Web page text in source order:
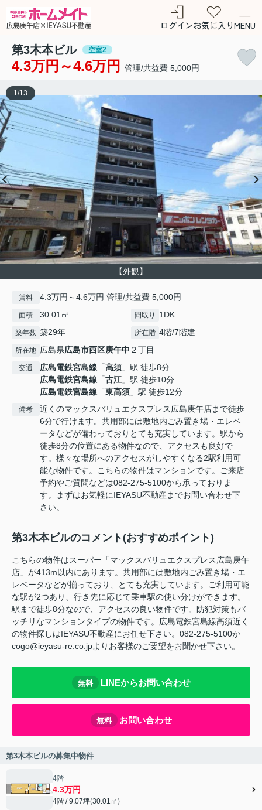
ログインお気に入りMENU
第3木本ビル 空室2
4.3万円～4.6万円 管理/共益費 5,000円
【外観】
1 /13
賃料 4.3万円～4.6万円 管理/共益費 5,000円
面積 30.01㎡ 間取り 1DK
築年数 築29年 所在階 4階/7階建
所在地 広島県広島市西区庚午中 ２丁目
交通 広島電鉄宮島線 「高須 」駅 徒歩8分
広島電鉄宮島線 「古江 」駅 徒歩10分
広島電鉄宮島線 「東高須 」駅 徒歩12分
備考
近くのマックスバリュエクスプレス広島庚午店まで徒歩
6分で行けます。共用部には敷地内ごみ置き場・エレベ
ータなどが備わっておりとても充実しています。駅から
徒歩8分の位置にある物件なので、アクセスも良好で
す。様々な場所へのアクセスがしやすくなる2駅利用可
能な物件です。こちらの物件はマンションです。ご来店
予約やご質問などは082-275-5100から承っておりま
す。まずはお気軽にIEYASU不動産までお問い合わせ下
さい。
第3木本ビルのコメント(おすすめポイント)
こちらの物件はスーパー「マックスバリュエクスプレス広島庚午
店」が413m以内にあります。共用部には敷地内ごみ置き場・エ
レベータなどが揃っており、とても充実しています。ご利用可能
な駅が2つあり、行き先に応じて乗車駅の使い分けができます。
駅まで徒歩8分なので、アクセスの良い物件です。防犯対策もバ
ッチリなマンションタイプの物件です。広島電鉄宮島線高須近く
の物件探しはIEYASU不動産にお任せ下さい。082-275-5100か
cogo@ieyasu-re.co.jpよりお客様のご要望をお聞かせ下さい。
無料 LINEからお問い合わせ
無料 お問い合わせ
第3木本ビルの募集中物件
4階
4.3万円
4階 / 9.07坪(30.01㎡)